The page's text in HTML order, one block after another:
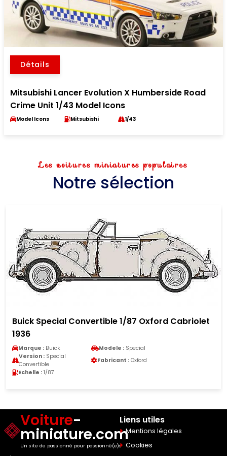
Détails
Mitsubishi Lancer Evolution X Humberside Road
Crime Unit 1/43 Model Icons
Model Icons Mitsubishi 1/43
Les voitures miniatures populaires
Notre sélection
Buick Special Convertible 1/87 Oxford Cabriolet
1936
Marque : Buick Modele : Special
Version :Special
Convertible
Fabricant : Oxford
Echelle : 1/87
Voiture-
miniature.com
Un site de passionné pour passionné(e)s
Liens utiles
Mentions légales
Cookies